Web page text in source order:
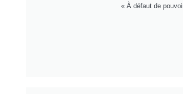
« À défaut de